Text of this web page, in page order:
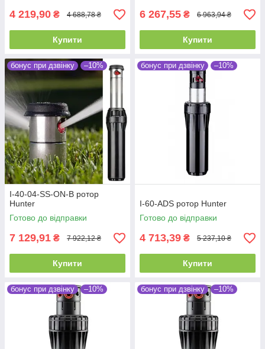
4 219,90 ₴ 4 688,78 ₴
Купити
6 267,55 ₴ 6 963,94 ₴
Купити
бонус при дзвінку –10%
I-40-04-SS-ON-B ротор
Hunter
Готово до відправки
7 129,91 ₴ 7 922,12 ₴
Купити
бонус при дзвінку –10%
I-60-ADS ротор Hunter
Готово до відправки
4 713,39 ₴ 5 237,10 ₴
Купити
бонус при дзвінку –10% бонус при дзвінку –10%